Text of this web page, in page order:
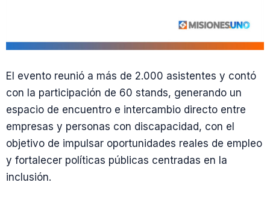
El evento reunió a más de 2.000 asistentes y contó
con la participación de 60 stands, generando un
espacio de encuentro e intercambio directo entre
empresas y personas con discapacidad, con el
objetivo de impulsar oportunidades reales de empleo
y fortalecer políticas públicas centradas en la
inclusión.